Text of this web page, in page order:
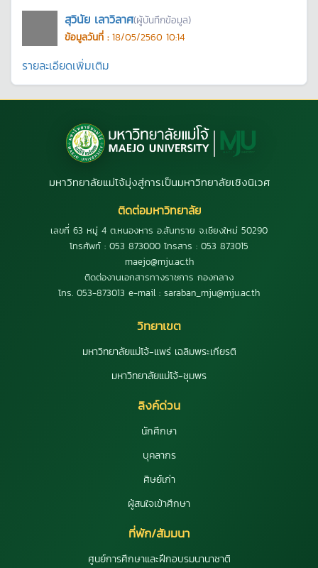
สุวินัย เลาวิลาศ(ผู้บันทึกข้อมูล)
ข้อมูลวันที่ : 18/05/2560 10:14
รายละเอียดเพิ่มเติม
มหาวิทยาลัยแม่โจ้มุ่งสู่การเป็นมหาวิทยาลัยเชิงนิเวศ
ติดต่อมหาวิทยาลัย
เลขที่ 63 หมู่ 4 ต.หนองหาร อ.สันทราย จ.เชียงใหม่ 50290
โทรศัพท์ : 053 873000 โทรสาร : 053 873015
maejo@mju.ac.th
ติดต่องานเอกสารทางราชการ กองกลาง
โทร. 053-873013 e-mail : saraban_mju@mju.ac.th
วิทยาเขต
มหาวิทยาลัยแม่โจ้-แพร่ เฉลิมพระเกียรติ
มหาวิทยาลัยแม่โจ้-ชุมพร
ลิงค์ด่วน
นักศึกษา
บุคลากร
ศิษย์เก่า
ผู้สนใจเข้าศึกษา
ที่พัก/สัมมนา
ศูนย์การศึกษาและฝึกอบรมนานาชาติ